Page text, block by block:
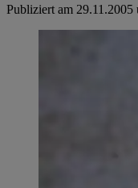
Publiziert am